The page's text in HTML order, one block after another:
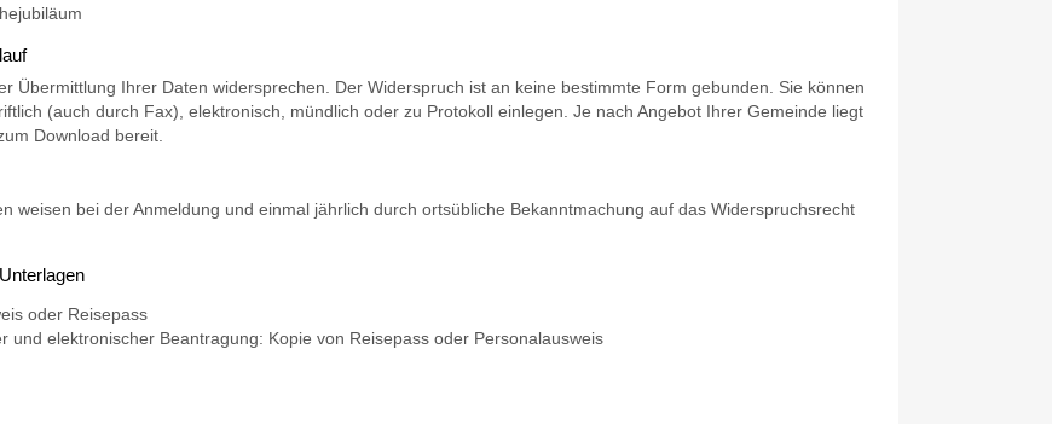
Übermittlung Ihrer Daten widersprechen. Der Widerspruch ist an keine bestimmte Form gebunden. Sie können
(auch durch Fax), elektronisch, mündlich oder zu Protokoll einlegen.Je nach Angebot Ihrer Gemeinde liegt
Download bereit.
weisen bei der Anmeldung und einmal jährlich durch ortsübliche Bekanntmachung auf das Widerspruchsrecht
oder Reisepass
und elektronischer Beantragung: Kopie von Reisepass oder Personalausweis